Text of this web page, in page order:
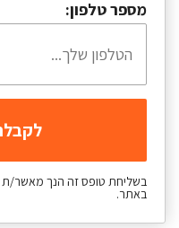
מספר טלפון:
בשליחת טופס זה הנך מאשר/
באתר.